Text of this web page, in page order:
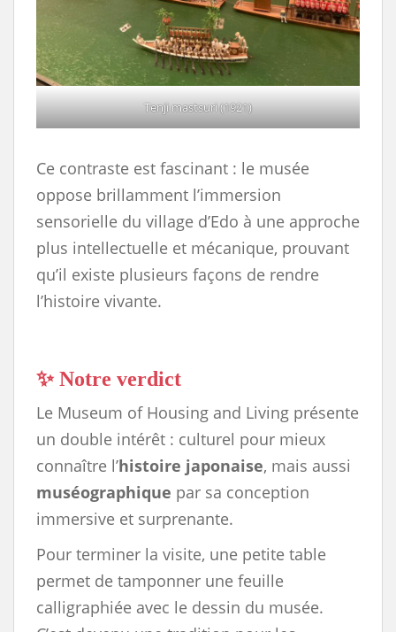
Tenji mastsuri (1921)
Ce contraste est fascinant : le musée
oppose brillamment l’immersion
sensorielle du village d’Edo à une approche
plus intellectuelle et mécanique, prouvant
qu’il existe plusieurs façons de rendre
l’histoire vivante.
✨ Notre verdict
Le Museum of Housing and Living présente
un double intérêt : culturel pour mieux
connaître l’histoire japonaise, mais aussi
muséographique par sa conception
immersive et surprenante.
Pour terminer la visite, une petite table
permet de tamponner une feuille
calligraphiée avec le dessin du musée.